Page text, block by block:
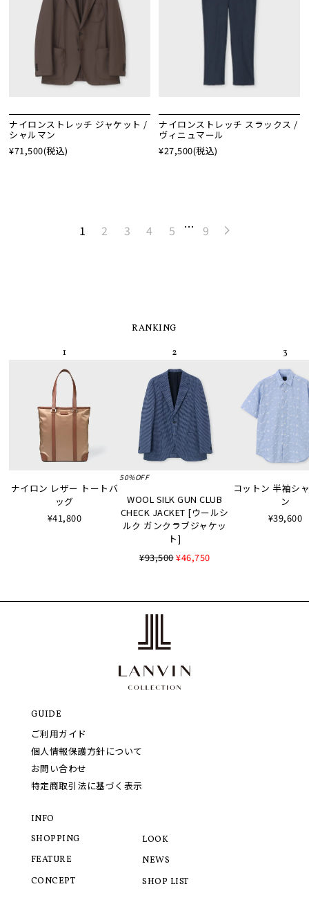
ナイロンストレッチ ジャケット /
シャルマン
¥71,500(税込)
ナイロンストレッチ スラックス /
ヴィニュマール
¥27,500(税込)
1 2 3 4 5 … 9
RANKING
ナイロン レザー トートバ
ッグ
¥41,800
50%OFF
WOOL SILK GUN CLUB
CHECK JACKET [ウールシ
ルク ガンクラブジャケッ
ト]
¥93,500¥46,750
コットン 半袖シ
ン
¥39,600
GUIDE
ご利用ガイド
個人情報保護方針について
お問い合わせ
特定商取引法に基づく表示
INFO
SHOPPING
FEATURE
CONCEPT
LOOK
NEWS
SHOP LIST